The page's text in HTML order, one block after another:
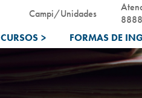
CURSOS > FORMAS DE
Campi/Unidades
8888